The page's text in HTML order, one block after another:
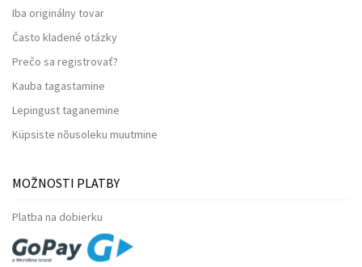
Iba originálny tovar
Často kladené otázky
Prečo sa registrovať?
Kauba tagastamine
Lepingust taganemine
Küpsiste nõusoleku muutmine
MOŽNOSTI PLATBY
Platba na dobierku